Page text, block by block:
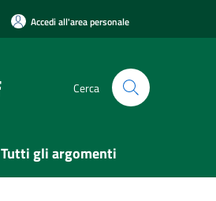
Accedi all'area personale
Cerca
Tutti gli argomenti